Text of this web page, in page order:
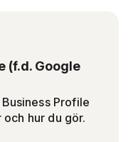
(f.d. Google
Profile
hur du gör.